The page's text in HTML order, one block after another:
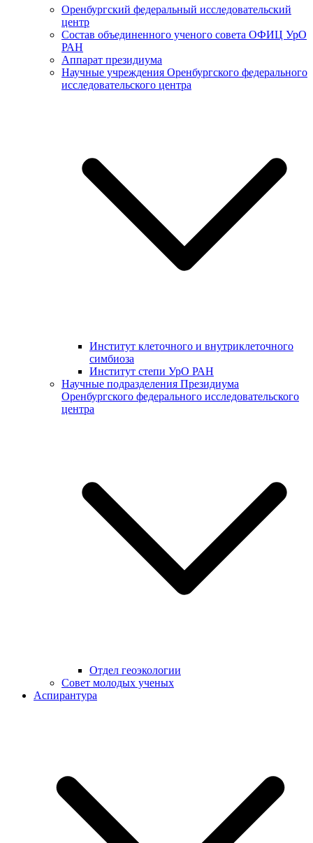
Оренбургский федеральный исследовательский
центр
Состав объединенного ученого совета ОФИЦ УрО
РАН
Аппарат президиума
Научные учреждения Оренбургского федерального
исследовательского центра
Институт клеточного и внутриклеточного
симбиоза
Институт степи УрО РАН
Научные подразделения Президиума
Оренбургского федерального исследовательского
центра
Отдел геоэкологии
Совет молодых ученых
Аспирантура